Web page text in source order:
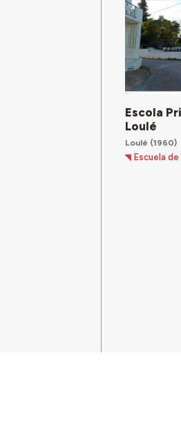
Escola
Loulé
Loulé (1960)
Escuela